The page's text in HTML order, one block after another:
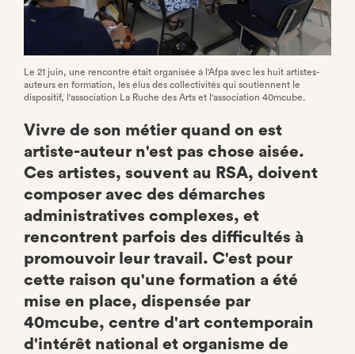
Le 21 juin, une rencontre était organisée à l'Afpa avec les huit artistes-
auteurs en formation, les élus des collectivités qui soutiennent le
dispositif, l'association La Ruche des Arts et l'association 40mcube.
Vivre de son métier quand on est
artiste-auteur n'est pas chose aisée.
Ces artistes, souvent au RSA, doivent
composer avec des démarches
administratives complexes, et
rencontrent parfois des difficultés à
promouvoir leur travail. C'est pour
cette raison qu'une formation a été
mise en place, dispensée par
40mcube, centre d'art contemporain
d'intérêt national et organisme de